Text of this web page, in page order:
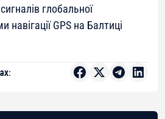
глобальної
навігації GPS на Балтиці